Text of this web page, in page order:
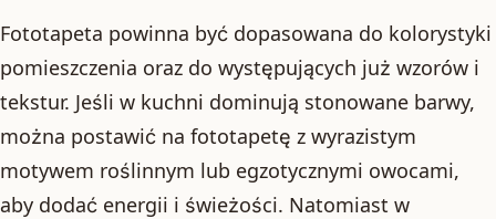
Fototapeta powinna być dopasowana do kolorystyki
pomieszczenia oraz do występujących już wzorów i
tekstur. Jeśli w kuchni dominują stonowane barwy,
można postawić na fototapetę z wyrazistym
motywem roślinnym lub egzotycznymi owocami,
aby dodać energii i świeżości. Natomiast w